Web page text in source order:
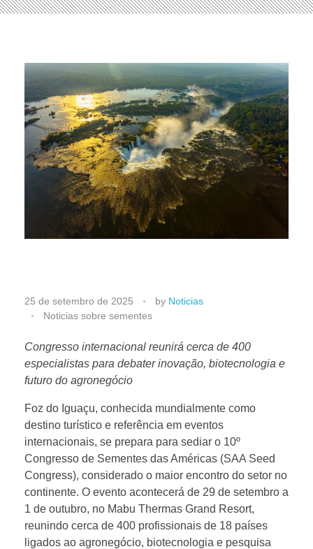
F
o
z
d
o
I
g
25 de setembro de 2025 by Noticias
Noticias sobre sementes
Congresso internacional reunirá cerca de 400
especialistas para debater inovação, biotecnologia e
futuro do agronegócio
Foz do Iguaçu, conhecida mundialmente como
destino turístico e referência em eventos
internacionais, se prepara para sediar o 10º
Congresso de Sementes das Américas (SAA Seed
Congress), considerado o maior encontro do setor no
continente. O evento acontecerá de 29 de setembro a
1 de outubro, no Mabu Thermas Grand Resort,
reunindo cerca de 400 profissionais de 18 países
ligados ao agronegócio, biotecnologia e pesquisa